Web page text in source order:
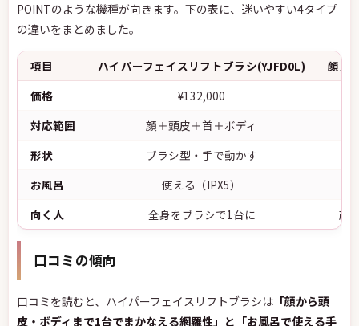
POINTのような機種が向きます。下の表に、迷いやすい4タイプ
の違いをまとめました。
項目 ハイパーフェイスリフトブラシ(YJFD0L)
顔メ
価格
¥132,000
対応範囲
顔＋頭皮＋首＋ボディ
形状
ブラシ型・手で動かす
お風呂
使える（IPX5）
向く人
全身をブラシで1台に 顔
口コミの傾向
口コミを読むと、ハイパーフェイスリフトブラシは 「顔から頭
皮・ボディまで1台でまかなえる網羅性」と「お風呂で使える手